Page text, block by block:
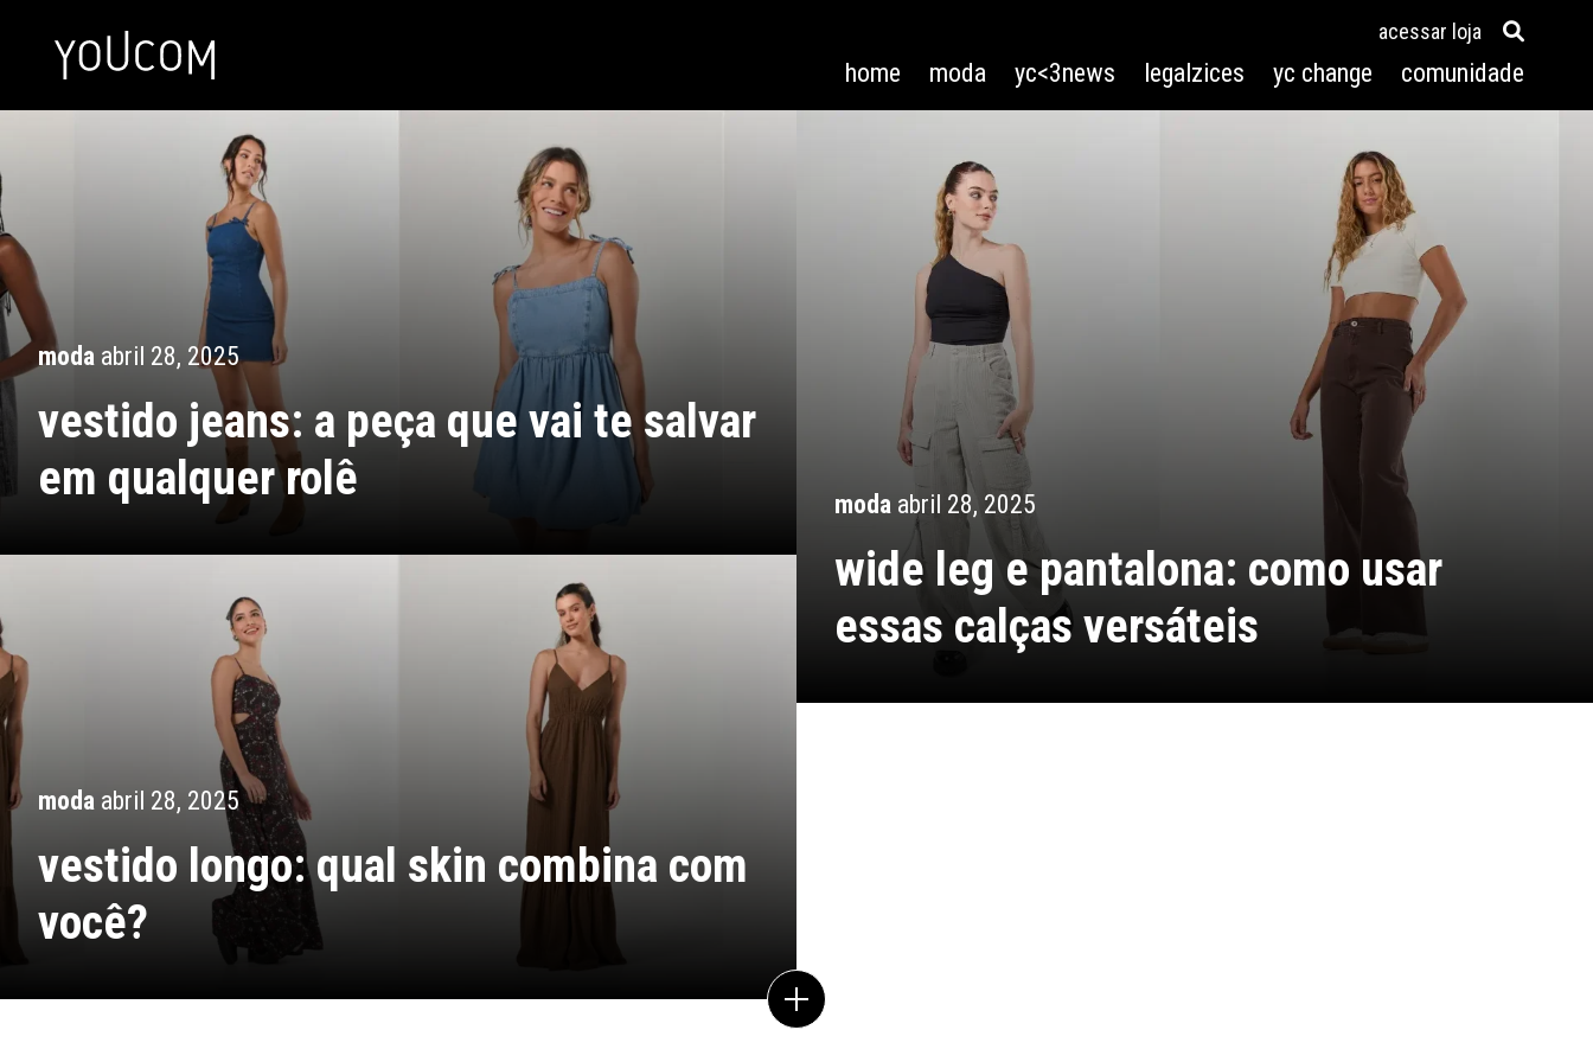
home moda yc<3news legalzices yc change comunidade
acessar loja
moda abril 28, 2025
vestido jeans: a peça que vai te salvar
em qualquer rolê
moda abril 28, 2025
vestido longo: qual skin combina com
você?
moda abril 28, 2025
wide leg e pantalona: como usar
essas calças versáteis